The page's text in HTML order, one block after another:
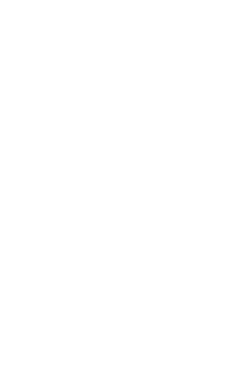
田製菓で技術を発揮